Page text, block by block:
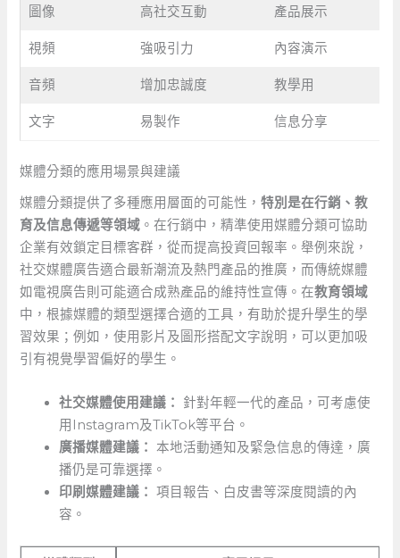
圖像 高社交互動 產品展示
視頻 強吸引力 內容演示
音頻 增加忠誠度 教學用
文字 易製作 信息分享
媒體分類的應用場景與建議
媒體分類提供了多種應用層面的可能性，特別是在行銷、教
育及信息傳遞等領域 。在行銷中，精準使用媒體分類可協助
企業有效鎖定目標客群，從而提高投資回報率。舉例來說，
社交媒體廣告適合最新潮流及熱門產品的推廣，而傳統媒體
如電視廣告則可能適合成熟產品的維持性宣傳。在教育領域
中，根據媒體的類型選擇合適的工具，有助於提升學生的學
習效果；例如，使用影片及圖形搭配文字說明，可以更加吸
引有視覺學習偏好的學生。
社交媒體使用建議：
針對年輕一代的產品，可考慮使
用Instagram及TikTok等平台。
廣播媒體建議： 本地活動通知及緊急信息的傳達，廣
播仍是可靠選擇。
印刷媒體建議： 項目報告、白皮書等深度閱讀的內
容。